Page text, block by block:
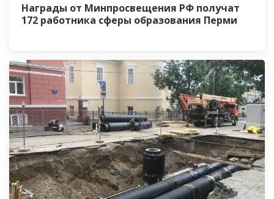
Награды от Минпросвещения РФ получат
172 работника сферы образования Перми